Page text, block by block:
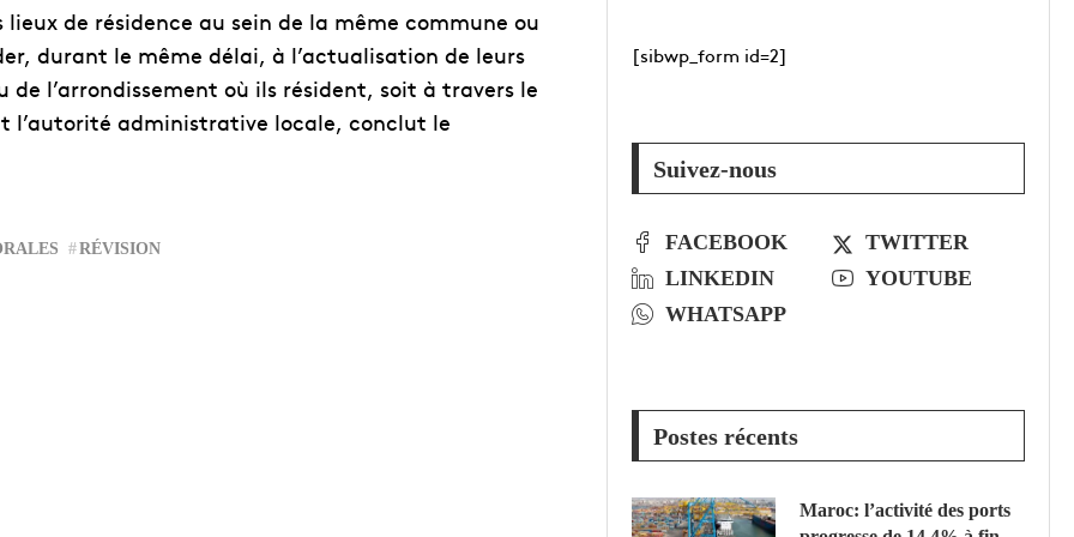
de résidence au sein de la même commune ou
durant le même délai, à l’actualisation de leurs
l’arrondissement où ils résident, soit à travers le
l’autorité administrative locale, conclut le
RÉVISION
[sibwp_form id=2]
Suivez-nous
FACEBOOK
TWITTER
LINKEDIN
YOUTUBE
WHATSAPP
Postes récents
Maroc: l’activité des ports